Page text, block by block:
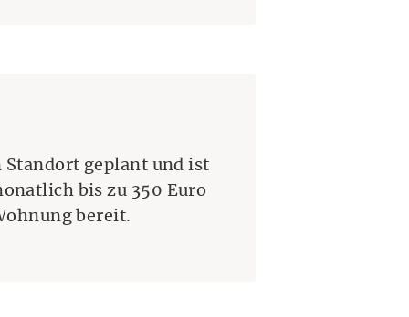
geplant und ist
bis zu 350 Euro
bereit.